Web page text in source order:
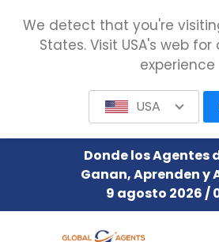
Donde los Agentes
Ganan, Aprenden y
9 agosto 2026 /
We detect that you're
States. Visit USA's web
experience
USA